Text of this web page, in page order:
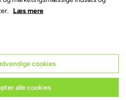
Log ind
Læs mere
cookies
alle cookies